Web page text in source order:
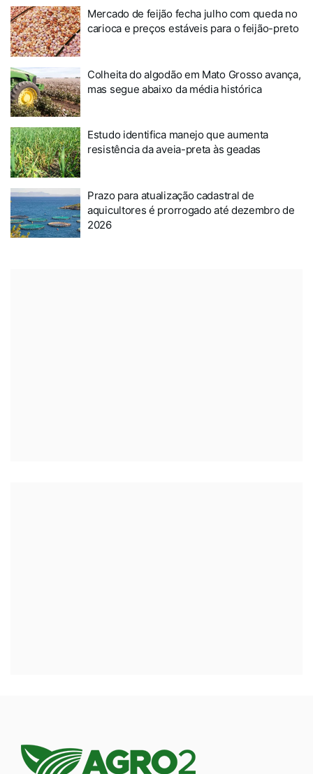
Mercado de feijão fecha julho com queda no
carioca e preços estáveis para o feijão-preto
Colheita do algodão em Mato Grosso avança,
mas segue abaixo da média histórica
Estudo identifica manejo que aumenta
resistência da aveia-preta às geadas
Prazo para atualização cadastral de
aquicultores é prorrogado até dezembro de
2026